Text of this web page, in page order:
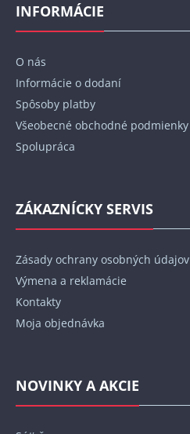
INFORMÁCIE
O nás
Informácie o dodaní
Spôsoby platby
Všeobecné obchodné podmienky
Spolupráca
ZÁKAZNÍCKY SERVIS
Zásady ochrany osobných údajov
Výmena a reklamácie
Kontakty
Moja objednávka
NOVINKY A AKCIE